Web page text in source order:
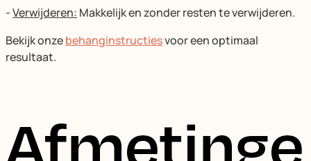
-Verwijderen: Makkelijk en zonder resten te verwijderen.
Bekijk onzebehanginstructiesvoor een optimaal
resultaat.